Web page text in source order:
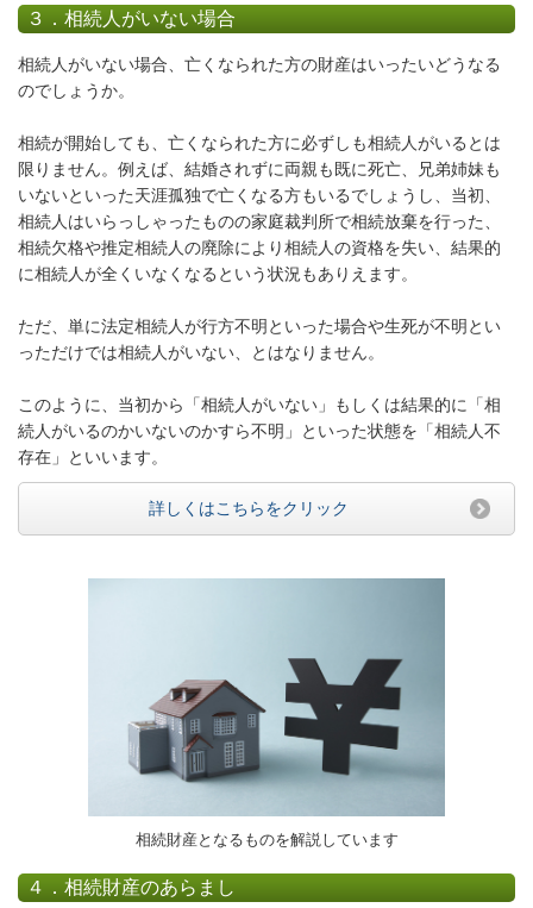
３．相続人がいない場合
相続人がいない場合、 亡くなられた方の財産はいったいどうなる
のでしょうか。
相続が開始しても、亡くなられた方に必ずしも相続人がいるとは
限りません。例えば、結婚されずに両親も既に死亡、兄弟姉妹も
いないといった天涯孤独で亡くなる方もいるでしょうし、当初、
相続人はいらっしゃったものの家庭裁判所で相続放棄を行った、
相続欠格や推定相続人の廃除により相続人の資格を失い、結果的
に相続人が全くいなくなるという状況もありえます。
ただ、単に法定相続人が行方不明といった場合や生死が不明とい
っただけでは相続人がいない、とはなりません。
このように、当初から「相続人がいない」もしくは結果的に「相
続人がいるのかいないのかすら不明」といった状態を「相続人不
存在 」といいます。
詳しくはこちらをクリック
相続財産となるものを解説しています
４．相続財産のあらまし